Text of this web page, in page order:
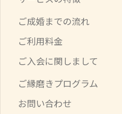
ご成婚までの流れ
ご利用料金
ご入会に関しまして
ご縁磨きプログラム
お問い合わせ